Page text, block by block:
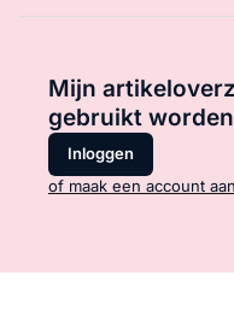
Mijn
gebruikt
Inloggen
of maak een account aan